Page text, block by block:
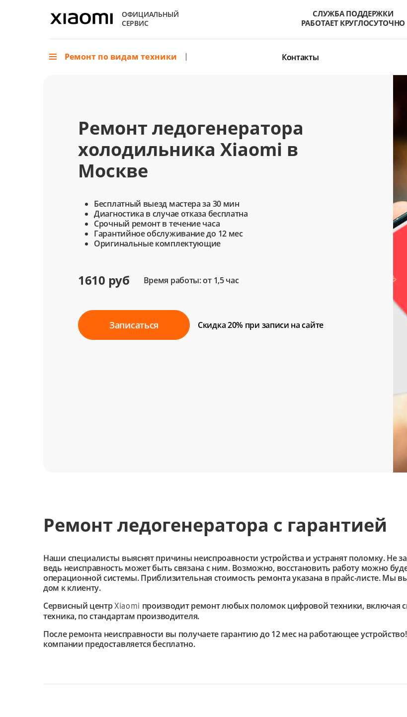
ОФИЦИАЛЬНЫЙ
СЕРВИС
СЛУЖБА ПОДДЕРЖКИ
РАБОТАЕТ КРУГЛОСУТОЧНО
Ремонт по видам техники Контакты
Ремонт ледогенератора
холодильника Xiaomi в
Москве
Бесплатный выезд мастера за 30 мин
Диагностика в случае отказа бесплатна
Срочный ремонт в течение часа
Гарантийное обслуживание до 12 мес
Оригинальные комплектующие
1610 руб Время работы: от 1,5 час
Записаться Скидка 20% при записи на сайте
Ремонт ледогенератора с гарантией
Наши специалисты выяснят причины неиспроавности устройства и устранят поломку. Не
ведь неисправность может быть связана с ним. Возможно, восстановить работу можно
операционной системы. Приблизительная стоимость ремонта указана в прайс-листе. Мы
дом к клиенту.
Сервисный центрXiaomi производит ремонт любых поломок цифровой техники, включая
техника, по стандартам производителя.
После ремонта неисправности вы получаете гарантию до 12 мес на работающее
компании предоставляется бесплатно.